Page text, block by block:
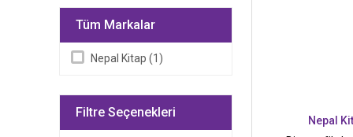
Tüm Markalar
Nepal Kitap (1)
Filtre Seçenekleri
Nepal